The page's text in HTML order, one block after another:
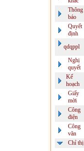
Thông
báo
Quyết
định
qdqppl
Nghị
quyết
Kế
hoạch
Giấy
mời
Công
điện
Công
văn
Chỉ thị